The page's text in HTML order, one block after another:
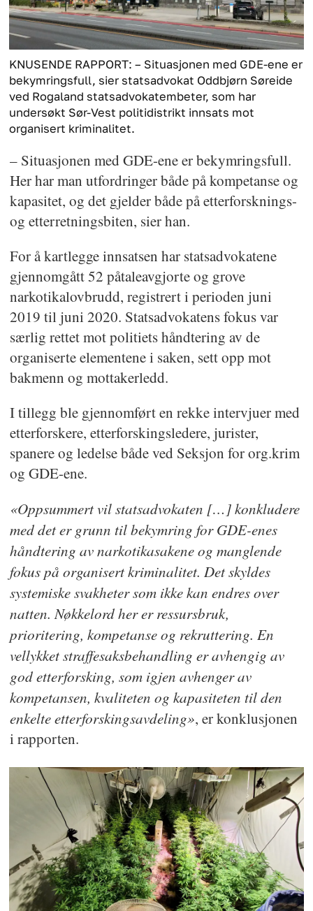
KNUSENDE RAPPORT: – Situasjonen med GDE-ene er
bekymringsfull, sier statsadvokat Oddbjørn Søreide
ved Rogaland statsadvokatembeter, som har
undersøkt Sør-Vest politidistrikt innsats mot
organisert kriminalitet.
– Situasjonen med GDE-ene er bekymringsfull.
Her har man utfordringer både på kompetanse og
kapasitet, og det gjelder både på etterforsknings-
og etterretningsbiten, sier han.
For å kartlegge innsatsen har statsadvokatene
gjennomgått 52 påtaleavgjorte og grove
narkotikalovbrudd, registrert i perioden juni
2019 til juni 2020. Statsadvokatens fokus var
særlig rettet mot politiets håndtering av de
organiserte elementene i saken, sett opp mot
bakmenn og mottakerledd.
I tillegg ble gjennomført en rekke intervjuer med
etterforskere, etterforskingsledere, jurister,
spanere og ledelse både ved Seksjon for org.krim
og GDE-ene.
«Oppsummert vil statsadvokaten […] konkludere
med det er grunn til bekymring for GDE-enes
håndtering av narkotikasakene og manglende
fokus på organisert kriminalitet. Det skyldes
systemiske svakheter som ikke kan endres over
natten. Nøkkelord her er ressursbruk,
prioritering, kompetanse og rekruttering. En
vellykket straffesaksbehandling er avhengig av
god etterforsking, som igjen avhenger av
kompetansen, kvaliteten og kapasiteten til den
enkelte etterforskingsavdeling», er konklusjonen
i rapporten.